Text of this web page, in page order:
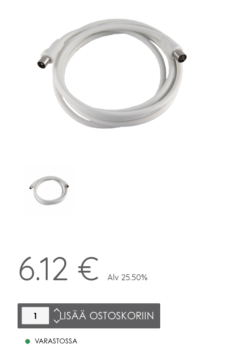
6.12 € Alv 25.50%
LISÄÄ OSTOSKORIIN
VARASTOSSA